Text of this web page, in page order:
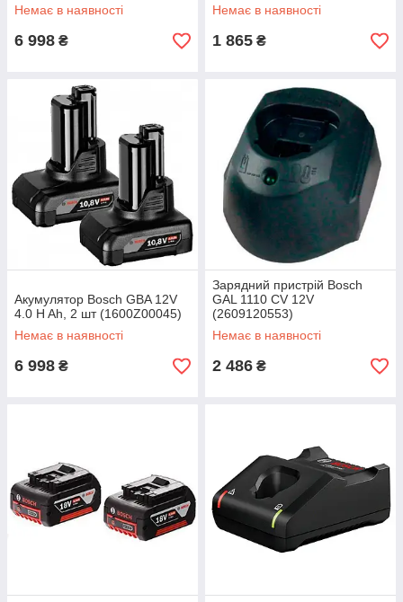
Немає в наявності
6 998 ₴
Немає в наявності
1 865 ₴
Акумулятор Bosch GBA 12V
4.0 H Ah, 2 шт (1600Z00045)
Немає в наявності
6 998 ₴
Зарядний пристрій Bosch
GAL 1110 CV 12V
(2609120553)
Немає в наявності
2 486 ₴